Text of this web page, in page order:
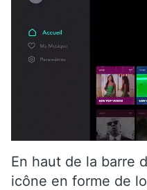
En haut de la barre
icône en forme de